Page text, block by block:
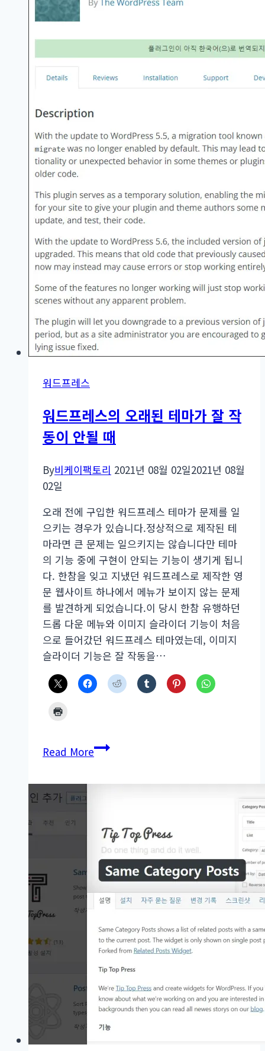
관
자
비
밀
류
IP
블
로
그
인
잠
겼
을
때
워드프레스
워드프레스의 오래된 테마가 잘 작
동이 안될 때
By비케이팩토리 2021년 08월 02일2021년 08월
02일
오래 전에 구입한 워드프레스 테마가 문제를 일
으키는 경우가 있습니다.정상적으로 제작된 테
마라면 큰 문제는 일으키지는 않습니다만 테마
의 기능 중에 구현이 안되는 기능이 생기게 됩니
다. 한참을 잊고 지냈던 워드프레스로 제작한 영
문 웹사이트 하나에서 메뉴가 보이지 않는 문제
를 발견하게 되었습니다.이 당시 한참 유행하던
드롭 다운 메뉴와 이미지 슬라이더 기능이 처음
으로 들어갔던 워드프레스 테마였는데, 이미지
슬라이더 기능은 잘 작동을…
Read More워
의
래
된
테
마
가
잘
작
동
이
안